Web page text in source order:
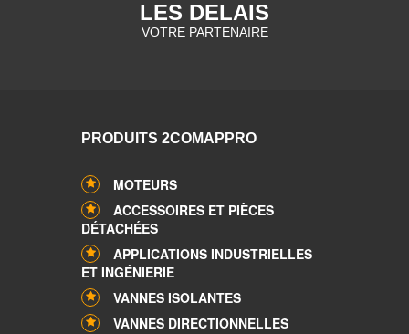
LES DELAIS
VOTRE PARTENAIRE
PRODUITS 2COMAPPRO
MOTEURS
ACCESSOIRES ET PIÈCES
DÉTACHÉES
APPLICATIONS INDUSTRIELLES
ET INGÉNIERIE
VANNES ISOLANTES
VANNES DIRECTIONNELLES